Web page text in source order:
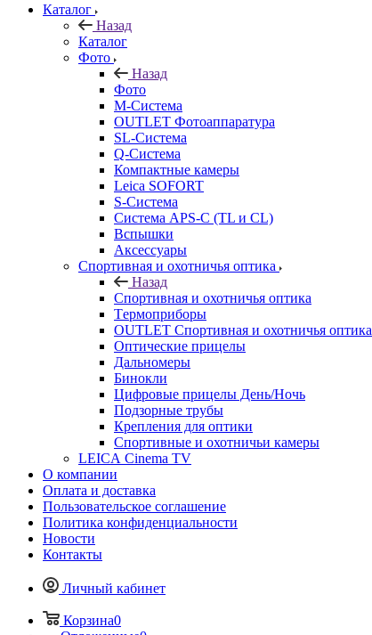
Каталог
Назад
Каталог
Фото
Назад
Фото
M-Система
OUTLET Фотоаппаратура
SL-Система
Q-Cистема
Компактные камеры
Leica SOFORT
S-Система
Система APS-C (TL и CL)
Вспышки
Аксессуары
Спортивная и охотничья оптика
Назад
Спортивная и охотничья оптика
Tермоприборы
OUTLET Спортивная и охотничья оптика
Оптические прицелы
Дальномеры
Бинокли
Цифровые прицелы День/Ночь
Подзорные трубы
Крепления для оптики
Спортивные и охотничьи камеры
LEICA Cinema TV
О компании
Оплата и доставка
Пользовательское соглашение
Политика конфиденциальности
Новости
Контакты
Личный кабинет
Корзина0